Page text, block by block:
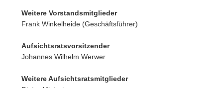
Weitere Vorstandsmitglieder
Frank Winkelheide (Geschäftsführer)
Aufsichtsratsvorsitzender
Johannes Wilhelm Werwer
Weitere Aufsichtsratsmitglieder